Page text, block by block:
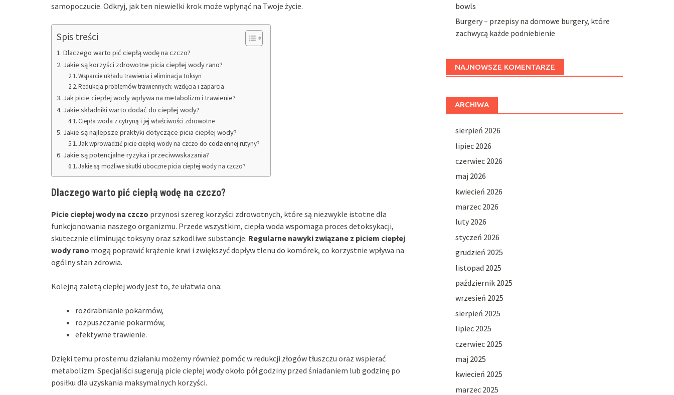
samopoczucie. Odkryj, jak ten niewielki krok może wpłynąć na Twoje życie.
Spis treści
Dlaczego warto pić ciepłą wodę na czczo?
Jakie są korzyści zdrowotne picia ciepłej wody rano?
Wsparcie układu trawienia i eliminacja toksyn
Redukcja problemów trawiennych: wzdęcia i zaparcia
Jak picie ciepłej wody wpływa na metabolizm i trawienie?
Jakie składniki warto dodać do ciepłej wody?
Ciepła woda z cytryną i jej właściwości zdrowotne
Jakie są najlepsze praktyki dotyczące picia ciepłej wody?
Jak wprowadzić picie ciepłej wody na czczo do codziennej rutyny?
Jakie są potencjalne ryzyka i przeciwwskazania?
Jakie są możliwe skutki uboczne picia ciepłej wody na czczo?
Dlaczego warto pić ciepłą wodę na czczo?
Picie ciepłej wody na czczo przynosi szereg korzyści zdrowotnych, które są niezwykle istotne dla
funkcjonowania naszego organizmu. Przede wszystkim, ciepła woda wspomaga proces detoksykacji,
skutecznie eliminując toksyny oraz szkodliwe substancje. Regularne nawyki związane z piciem ciepłej
wody rano mogą poprawić krążenie krwi i zwiększyć dopływ tlenu do komórek, co korzystnie wpływa na
ogólny stan zdrowia.
Kolejną zaletą ciepłej wody jest to, że ułatwia ona:
rozdrabnianie pokarmów,
rozpuszczanie pokarmów,
efektywne trawienie.
Dzięki temu prostemu działaniu możemy również pomóc w redukcji złogów tłuszczu oraz wspierać
metabolizm. Specjaliści sugerują picie ciepłej wody około pół godziny przed śniadaniem lub godzinę po
posiłku dla uzyskania maksymalnych korzyści.
bowls
Burgery – przepisy na domowe burgery, które
zachwycą każde podniebienie
NAJNOWSZE KOMENTARZE
ARCHIWA
sierpień 2026
lipiec 2026
czerwiec 2026
maj 2026
kwiecień 2026
marzec 2026
luty 2026
styczeń 2026
grudzień 2025
listopad 2025
październik 2025
wrzesień 2025
sierpień 2025
lipiec 2025
czerwiec 2025
maj 2025
kwiecień 2025
marzec 2025